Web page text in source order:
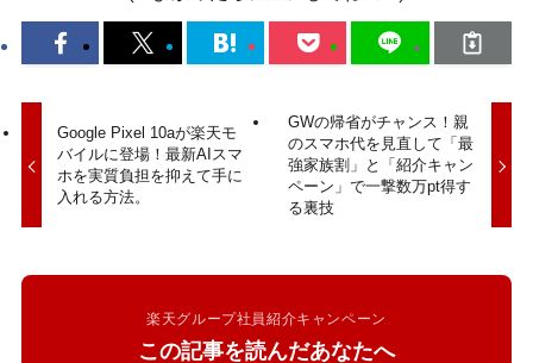
Google Pixel 10aが楽天モ
バイルに登場！最新AIスマ
ホを実質負担を抑えて手に
入れる方法。
GWの帰省がチャンス！親
のスマホ代を見直して「最
強家族割」と「紹介キャン
ペーン」で一撃数万pt得す
る裏技
楽天グループ社員紹介キャンペーン
この記事を読んだあなたへ